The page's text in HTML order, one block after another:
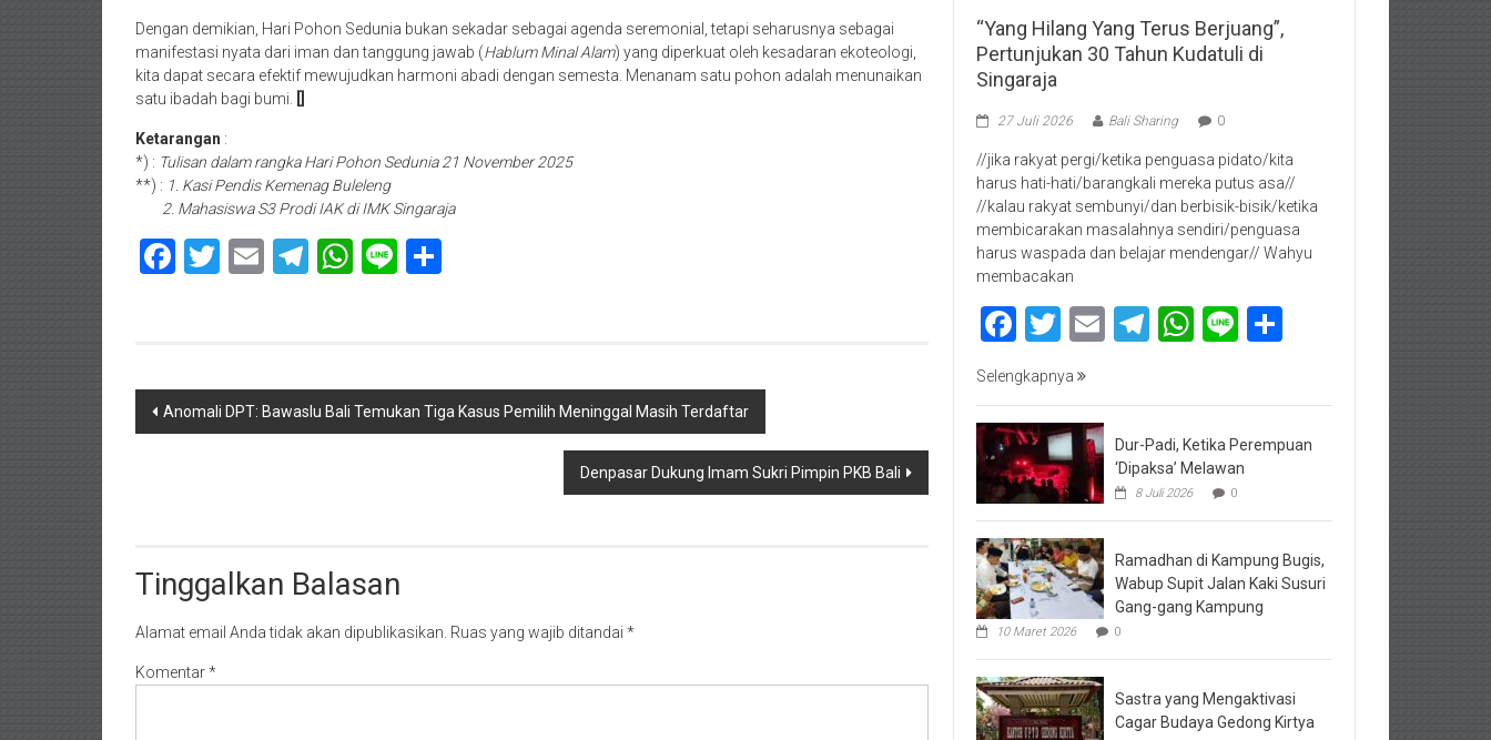
Dengan demikian, Hari Pohon Sedunia bukan sekadar sebagai agenda seremonial, tetapi seharusnya sebagai
manifestasi nyata dari iman dan tanggung jawab (Hablum Minal Alam) yang diperkuat oleh kesadaran ekoteologi,
kita dapat secara efektif mewujudkan harmoni abadi dengan semesta. Menanam satu pohon adalah menunaikan
satu ibadah bagi bumi.
Ketarangan :
*) : Tulisan dalam rangka Hari Pohon Sedunia 21 November 2025
**) : 1. Kasi Pendis Kemenag Buleleng
2. Mahasiswa S3 Prodi IAK di IMK Singaraja
Facebook
Twitter
EmailTelegram
WhatsApp
Line
Navigasi
Anomali DPT: Bawaslu Bali Temukan Tiga Kasus Pemilih Meninggal Masih Terdaftar
Denpasar Dukung Imam Sukri Pimpin PKB Bali
Tinggalkan Balasan
Alamat email Anda tidak akan dipublikasikan. Ruas yang wajib ditandai *
Komentar*
“Yang Hilang Yang Terus Berjuang”,
Pertunjukan 30 Tahun Kudatuli di
Singaraja
27 Juli 2026 Bali Sharing 0
//jika rakyat pergi/ketika penguasa pidato/kita
harus hati-hati/barangkali mereka putus asa//
//kalau rakyat sembunyi/dan berbisik-bisik/ketika
membicarakan masalahnya sendiri/penguasa
harus waspada dan belajar mendengar// Wahyu
membacakan
Facebook
Twitter
EmailTelegram
WhatsApp
Line
Selengkapnya
Dur-Padi, Ketika Perempuan
‘Dipaksa’ Melawan
8 Juli 2026 0
Ramadhan di Kampung Bugis,
Wabup Supit Jalan Kaki Susuri
Gang-gang Kampung
10 Maret 2026 0
Sastra yang Mengaktivasi
Cagar Budaya Gedong Kirtya